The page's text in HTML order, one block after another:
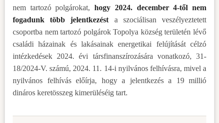
község
területén
energetikai
nem tartozó polgárokat,hogy 2024. december 4-től nem
fogadunk több jelentkezést a szociálisan veszélyeztetett
csoportba nem tartozó polgárok Topolya község területén lévő
családi házainak és lakásainak energetikai felújítását célzó
intézkedések 2024. évi társfinanszírozására vonatkozó, 31-
18/2024-V. számú, 2024. 11. 14-i nyilvános felhívásra, mivel a
nyilvános felhívás előírja, hogy a jelentkezés a 19 millió
dináros keretösszeg kimerüléséig tart.